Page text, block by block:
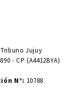
Jujuy
- CP (A4412BYA)
N°: 10788